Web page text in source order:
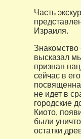
Часть
Израиля.
высказал
признан
сейчас в
не идет в
городские
Киото,
были
остатки